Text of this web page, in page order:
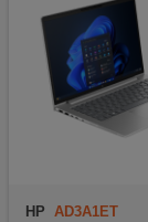
HP AD3A1ET